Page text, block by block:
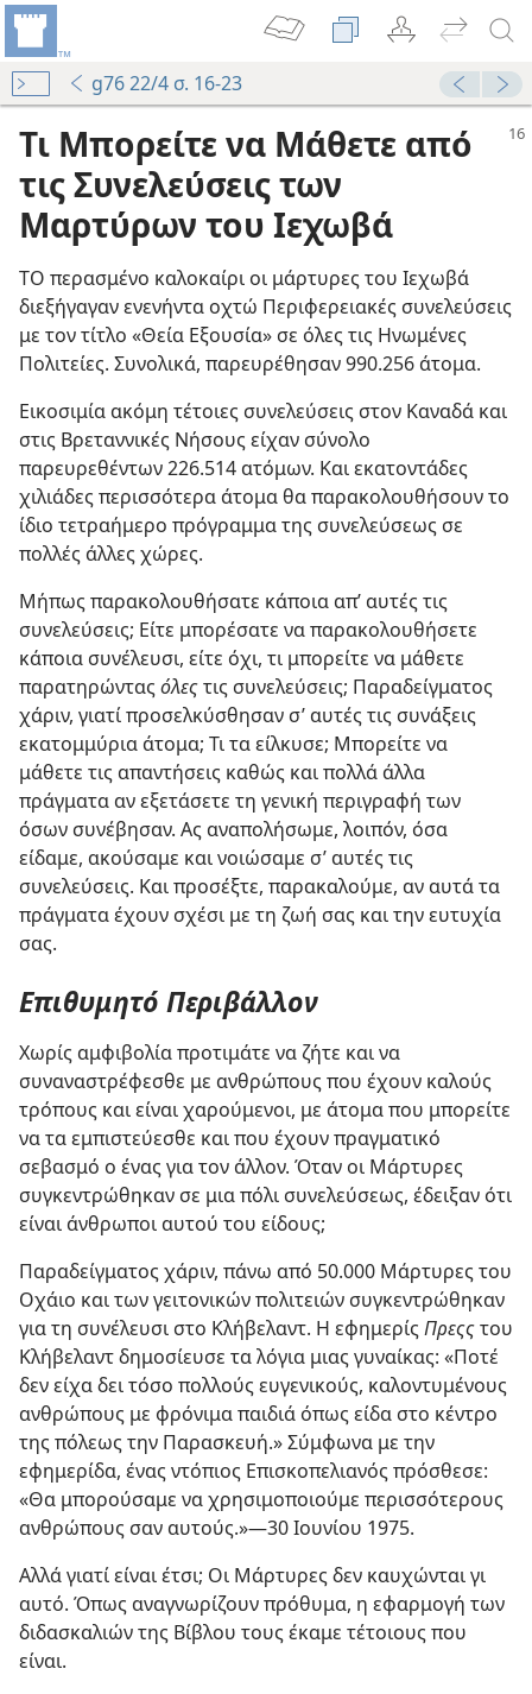
g76 22/4 σ. 16-23
Τι Μπορείτε να Μάθετε από
τις Συνελεύσεις των
Μαρτύρων του Ιεχωβά
ΤΟ περασμένο καλοκαίρι οι μάρτυρες του Ιεχωβά
διεξήγαγαν ενενήντα οχτώ Περιφερειακές συνελεύσεις
με τον τίτλο «Θεία Εξουσία» σε όλες τις Ηνωμένες
Πολιτείες. Συνολικά, παρευρέθησαν 990.256 άτομα.
Εικοσιμία ακόμη τέτοιες συνελεύσεις στον Καναδά και
στις Βρεταννικές Νήσους είχαν σύνολο
παρευρεθέντων 226.514 ατόμων. Και εκατοντάδες
χιλιάδες περισσότερα άτομα θα παρακολουθήσουν το
ίδιο τετραήμερο πρόγραμμα της συνελεύσεως σε
πολλές άλλες χώρες.
Μήπως παρακολουθήσατε κάποια απ’ αυτές τις
συνελεύσεις; Είτε μπορέσατε να παρακολουθήσετε
κάποια συνέλευσι, είτε όχι, τι μπορείτε να μάθετε
παρατηρώντας όλεςτις συνελεύσεις; Παραδείγματος
χάριν, γιατί προσελκύσθησαν σ’ αυτές τις συνάξεις
εκατομμύρια άτομα; Τι τα είλκυσε; Μπορείτε να
μάθετε τις απαντήσεις καθώς και πολλά άλλα
πράγματα αν εξετάσετε τη γενική περιγραφή των
όσων συνέβησαν. Ας αναπολήσωμε, λοιπόν, όσα
είδαμε, ακούσαμε και νοιώσαμε σ’ αυτές τις
συνελεύσεις. Και προσέξτε, παρακαλούμε, αν αυτά τα
πράγματα έχουν σχέσι με τη ζωή σας και την ευτυχία
σας.
Επιθυμητό Περιβάλλον
Χωρίς αμφιβολία προτιμάτε να ζήτε και να
συναναστρέφεσθε με ανθρώπους που έχουν καλούς
τρόπους και είναι χαρούμενοι, με άτομα που μπορείτε
να τα εμπιστεύεσθε και που έχουν πραγματικό
σεβασμό ο ένας για τον άλλον. Όταν οι Μάρτυρες
συγκεντρώθηκαν σε μια πόλι συνελεύσεως, έδειξαν ότι
είναι άνθρωποι αυτού του είδους;
Παραδείγματος χάριν, πάνω από 50.000 Μάρτυρες του
Οχάιο και των γειτονικών πολιτειών συγκεντρώθηκαν
για τη συνέλευσι στο Κλήβελαντ. Η εφημερίς Πρεςςτου
Κλήβελαντ δημοσίευσε τα λόγια μιας γυναίκας: «Ποτέ
δεν είχα δει τόσο πολλούς ευγενικούς, καλοντυμένους
ανθρώπους με φρόνιμα παιδιά όπως είδα στο κέντρο
της πόλεως την Παρασκευή.» Σύμφωνα με την
εφημερίδα, ένας ντόπιος Επισκοπελιανός πρόσθεσε:
«Θα μπορούσαμε να χρησιμοποιούμε περισσότερους
ανθρώπους σαν αυτούς.»—30 Ιουνίου 1975.
Αλλά γιατί είναι έτσι; Οι Μάρτυρες δεν καυχώνται γι
αυτό. Όπως αναγνωρίζουν πρόθυμα, η εφαρμογή των
διδασκαλιών της Βίβλου τους έκαμε τέτοιους που
είναι.